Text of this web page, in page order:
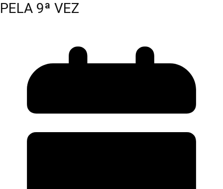
PELA 9ª VEZ